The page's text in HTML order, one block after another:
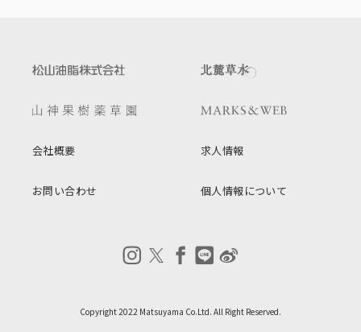
会社概要 求人情報
お問い合わせ 個人情報について
Copyright 2022 Matsuyama Co.Ltd. All Right Reserved.